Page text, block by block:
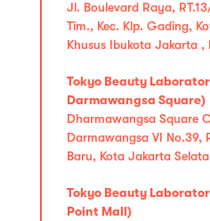
Jl. Boulevard Raya,
Tim., Kec. Klp. Gading,
Khusus Ibukota Jakarta ,
Tokyo Beauty
Darmawangsa Square)
Dharmawangsa Square
Darmawangsa VI No.39,
Baru, Kota Jakarta
Tokyo Beauty
Point Mall)